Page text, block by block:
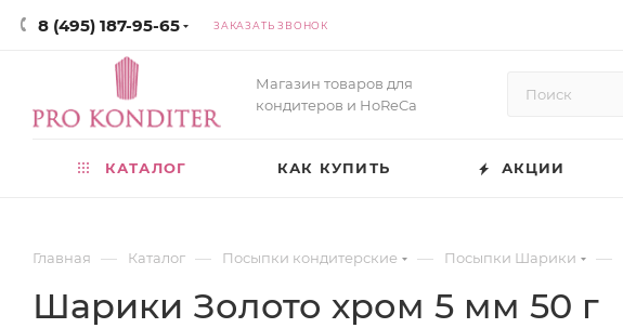
8 (495) 187-95-65 ЗАКАЗАТЬ ЗВОНОК
Магазин товаров для
кондитеров и HoReCa
КАТАЛОГ КАК КУПИТЬ АКЦИИ
Главная — Каталог — Посыпки кондитерские — Посыпки Шарики —
Шарики Золото хром 5 мм 50 г